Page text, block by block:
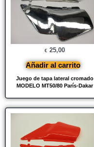
Juego de tapa lateral cromado
MODELO MT50/80 París-Dakar
€ 25,00
Añadir al carrito